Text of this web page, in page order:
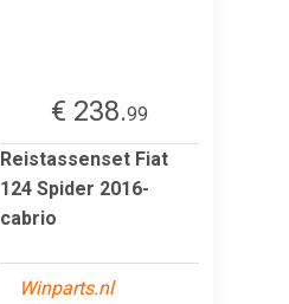
€ 238.99
Reistassenset Fiat
124 Spider 2016-
cabrio
Winparts.nl